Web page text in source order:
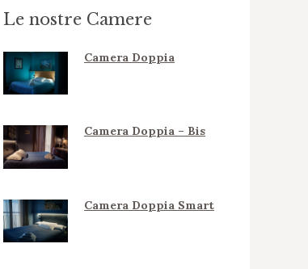
Le nostre Camere
Camera Doppia
Camera Doppia – Bis
Camera Doppia Smart